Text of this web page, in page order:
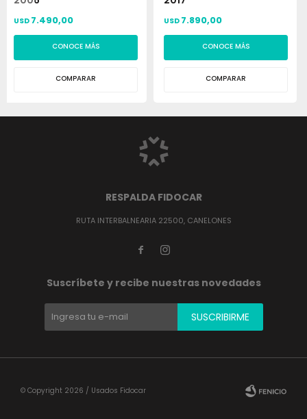
USD 7.490,00
CONOCE MÁS
COMPARAR
USD 7.890,00
CONOCE MÁS
COMPARAR
RESPALDA FIDOCAR
RUTA INTERBALNEARIA 22500, CANELONES
 
Suscríbete y recibe nuestras novedades
SUSCRIBIRME
© Copyright 2026 / Usados Fidocar